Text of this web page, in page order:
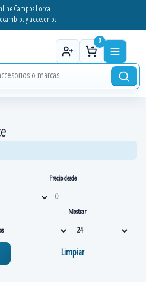
Campos Lorca
y accesorios
0
Precio desde
Mostrar
Limpiar